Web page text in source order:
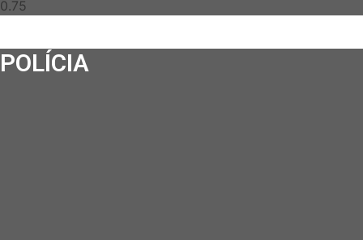
POLÍCIA